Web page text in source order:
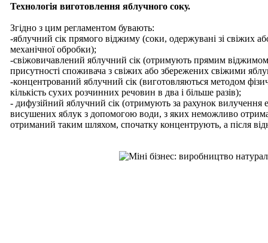
Технологія виготовлення яблучного соку.
Згідно з цим регламентом бувають:
-яблучний сік прямого віджиму (соки, одержувані зі свіжих
механічної обробки);
-свіжовичавлений яблучний сік (отримують прямим
присутності споживача з свіжих або збережених свіжими
-концентрований яблучний сік (виготовляються методом
кількість сухих розчинних речовин в два і більше разів);
- дифузійний яблучний сік (отримують за рахунок вилучення
висушених яблук з допомогою води, з яких неможливо
отриманий таким шляхом, спочатку концентрують, а після